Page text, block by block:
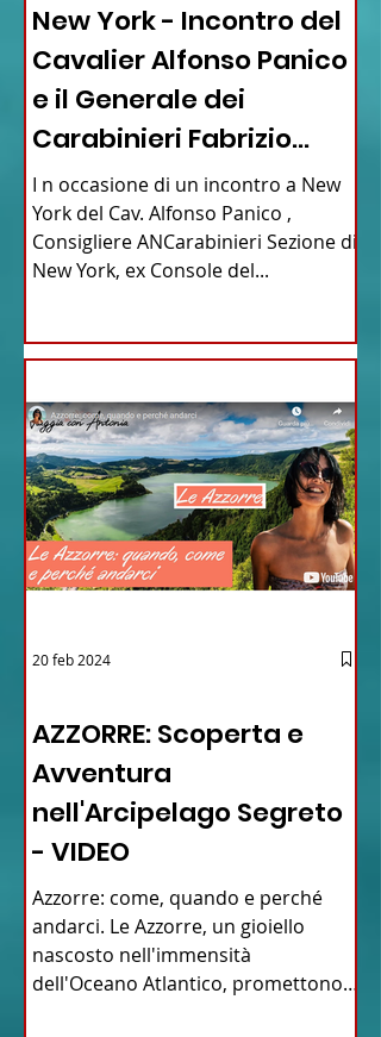
New York - Incontro del
Cavalier Alfonso Panico
e il Generale dei
Carabinieri Fabrizio
Parrulli
I n occasione di un incontro a New
York del Cav. Alfonso Panico ,
Consigliere ANCarabinieri Sezione di
New York, ex Console del...
AZZORRE: Scoperta e
Avventura
nell'Arcipelago Segreto
- VIDEO
Azzorre: come, quando e perché
andarci. Le Azzorre, un gioiello
nascosto nell'immensità
dell'Oceano Atlantico, promettono
20 feb 2024